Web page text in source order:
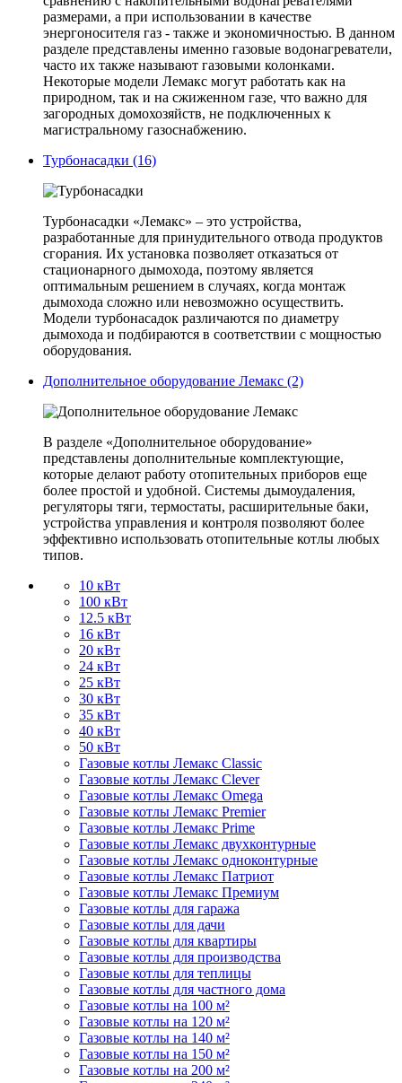
размерами, а при использовании в качестве
энергоносителя газ - также и экономичностью. В данном
разделе представлены именно газовые водонагреватели,
часто их также называют газовыми колонками.
Некоторые модели Лемакс могут работать как на
природном, так и на сжиженном газе, что важно для
загородных домохозяйств, не подключенных к
магистральному газоснабжению.
Турбонасадки (16)
Турбонасадки «Лемакс» – это устройства,
разработанные для принудительного отвода продуктов
сгорания. Их установка позволяет отказаться от
стационарного дымохода, поэтому является
оптимальным решением в случаях, когда монтаж
дымохода сложно или невозможно осуществить.
Модели турбонасадок различаются по диаметру
дымохода и подбираются в соответствии с мощностью
оборудования.
Дополнительное оборудование Лемакс (2)
В разделе «Дополнительное оборудование»
представлены дополнительные комплектующие,
которые делают работу отопительных приборов еще
более простой и удобной. Системы дымоудаления,
регуляторы тяги, термостаты, расширительные баки,
устройства управления и контроля позволяют более
эффективно использовать отопительные котлы любых
типов.
10 кВт
100 кВт
12.5 кВт
16 кВт
20 кВт
24 кВт
25 кВт
30 кВт
35 кВт
40 кВт
50 кВт
Газовые котлы Лемакс Classic
Газовые котлы Лемакс Clever
Газовые котлы Лемакс Omega
Газовые котлы Лемакс Premier
Газовые котлы Лемакс Prime
Газовые котлы Лемакс двухконтурные
Газовые котлы Лемакс одноконтурные
Газовые котлы Лемакс Патриот
Газовые котлы Лемакс Премиум
Газовые котлы для гаража
Газовые котлы для дачи
Газовые котлы для квартиры
Газовые котлы для производства
Газовые котлы для теплицы
Газовые котлы для частного дома
Газовые котлы на 100 м²
Газовые котлы на 120 м²
Газовые котлы на 140 м²
Газовые котлы на 150 м²
Газовые котлы на 200 м²